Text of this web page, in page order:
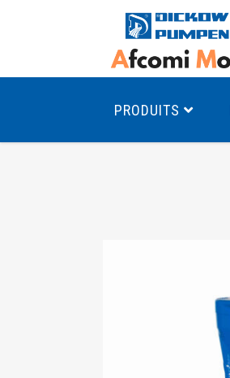
PRODUITS
Pompes à engrenages